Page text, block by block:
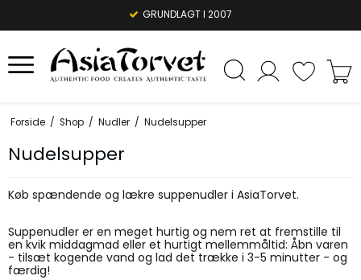
GRUNDLAGT I 2007
Forside / Shop / Nudler / Nudelsupper
Nudelsupper
Køb spændende og lækre suppenudler i AsiaTorvet.
Suppenudler er en meget hurtig og nem ret at fremstille til
en kvik middagmad eller et hurtigt mellemmåltid: Åbn varen
- tilsæt kogende vand og lad det trække i 3-5 minutter - og
færdig!